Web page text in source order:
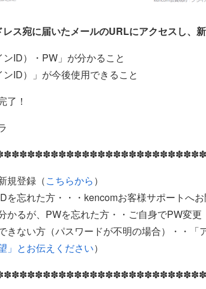
レス宛に届いたメールのURLにアクセスし、
ID）・PW」が分かること
ID）」が今後使用できること
了！
規登録（こちらから）
を忘れた方・・・kencomお客様サポートへ
かるが、PWを忘れた方・・ご自身でPW変更
きない方（パスワードが不明の場合）・・「
」とお伝えください）